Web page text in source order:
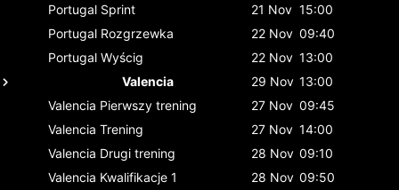
Portugal Sprint 21 Nov 15:00
Portugal Rozgrzewka 22 Nov 09:40
Portugal Wyścig 22 Nov 13:00
Valencia
29 Nov 13:00
Valencia Pierwszy trening 27 Nov 09:45
Valencia Trening 27 Nov 14:00
Valencia Drugi trening 28 Nov 09:10
Valencia Kwalifikacje 1 28 Nov 09:50